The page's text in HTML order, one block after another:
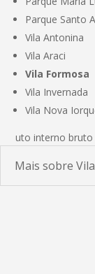
Parque Santo
Vila Antonina
Vila Araci
Vila Formosa
Vila Invernada
Vila Nova
uto interno bruto
Mais sobre